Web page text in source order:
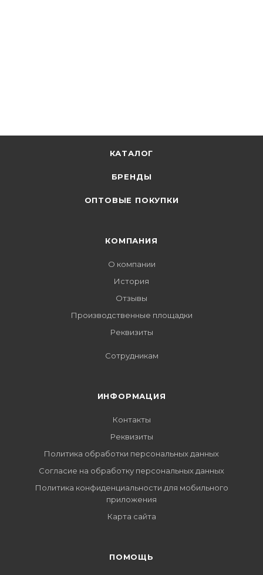
КАТАЛОГ
БРЕНДЫ
ОПТОВЫЕ ПОКУПКИ
КОМПАНИЯ
О компании
История
Отзывы
Производственные площадки
Реквизиты
Сотрудникам
ИНФОРМАЦИЯ
Контакты
Реквизиты
Политика обработки персональных данных
Согласие на обработку персональных данных
Политика конфиденциальности для мобильного
приложения
Карта сайта
ПОМОЩЬ